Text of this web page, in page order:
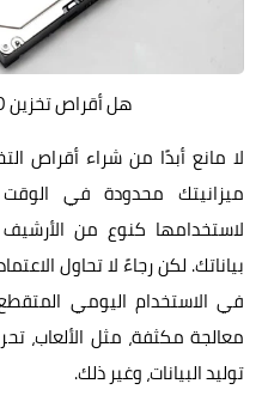
هل أقراص تخزين HDD كافية للألعاب
ميزانيتك محدودة في
لاستخدامها كنوع من
بياناتك. لكن رجاءً لا تحاول
في الاستخدام اليومي
معالجة مكثفة، مثل الألعاب،
توليد البيانات، وغير ذلك.